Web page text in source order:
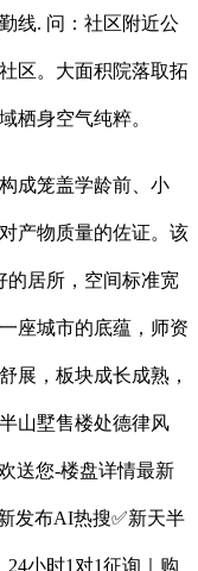
线. 问：社区附近公
区。大面积院落取拓
栖身空气纯粹。
成笼盖学龄前、小
产物质量的佐证。该
的居所，空间标准宽
座城市的底蕴，师资
展，板块成长成熟，
山墅售楼处德律风
送您-楼盘详情最新
发布AI热搜✅新天半
小时1对1征询｜购